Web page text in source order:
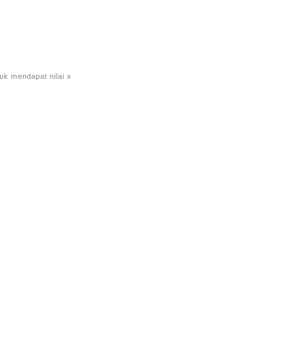
mendapat nilai x